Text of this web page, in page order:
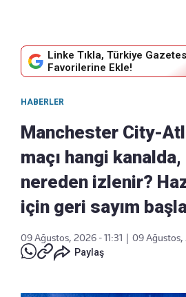
Linke Tıkla, Türkiye
Favorilerine Ekle!
HABERLER
Manchester City-
maçı hangi kanalda,
nereden izlenir?
için geri sayım
09 Ağustos, 2026 - 11:31
09 Ağustos,
Paylaş